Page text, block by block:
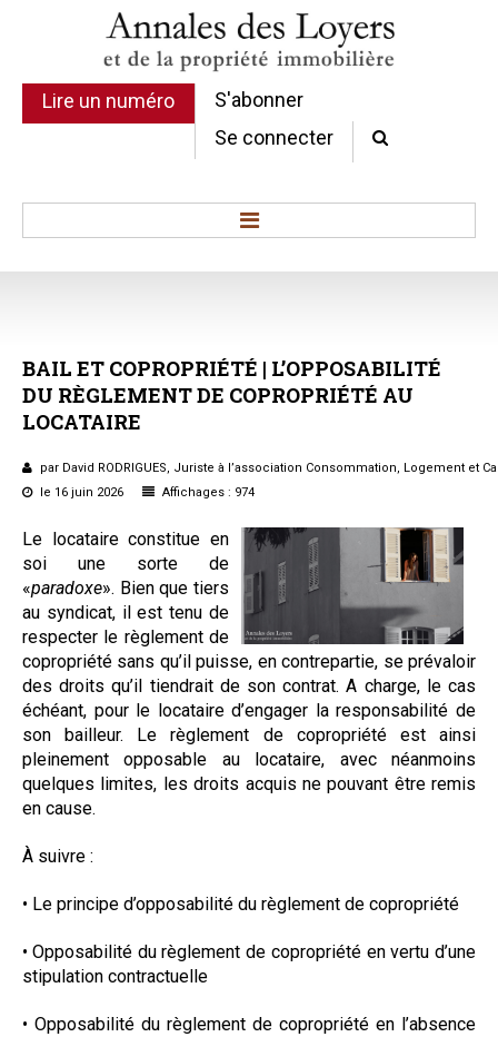
Lire un numéro
S'abonner
Se connecter
Sommaires
Chroniques
Etudes de texte
Réponses ministérielles
Conclusions et Rapports
Formez-vous !
BAIL ET COPROPRIÉTÉ | L’OPPOSABILITÉ
DU RÈGLEMENTDE COPROPRIÉTÉ AU
LOCATAIRE
par David RODRIGUES, Juriste à l’association Consommation, Logement et
le 16 juin 2026
Affichages : 974
Le locataire constitue en
soi une sorte de
«paradoxe». Bien que tiers
au syndicat, il est tenu de
respecter le règlement de
copropriété sans qu’il puisse, en contrepartie, se prévaloir
des droits qu’il tiendrait de son contrat. A charge, le cas
échéant, pour le locataire d’engager la responsabilité de
son bailleur. Le règlement de copropriété est ainsi
pleinement opposable au locataire, avec néanmoins
quelques limites, les droits acquis ne pouvant être remis
en cause.
À suivre :
• Le principe d’opposabilité du règlement de copropriété
• Opposabilité du règlement de copropriété en vertu d’une
stipulation contractuelle
• Opposabilité du règlement de copropriété en l’absence